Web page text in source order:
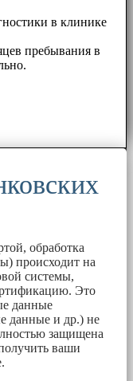
в клинике
пребывания в
обработка
происходит на
системы,
Это
данные
данные и др.) не
защищена
ваши